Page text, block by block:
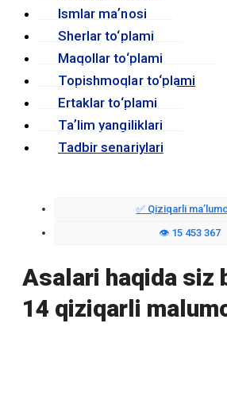
Ismlar maʼnosi
Sherlar to‘plami
Maqollar to‘plami
Topishmoqlar to‘plami
Ertaklar to‘plami
Taʼlim yangiliklari
Tadbir senariylari
✅ Qiziqarli
👁️ 15 453 367
Asalari haqida siz
14 qiziqarli